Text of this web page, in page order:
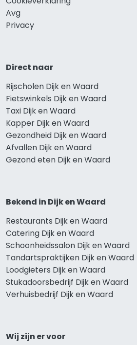
Avg
Privacy
Direct naar
Rijscholen Dijk en Waard
Fietswinkels Dijk en Waard
Taxi Dijk en Waard
Kapper Dijk en Waard
Gezondheid Dijk en Waard
Afvallen Dijk en Waard
Gezond eten Dijk en Waard
Bekend in Dijk en Waard
Restaurants Dijk en Waard
Catering Dijk en Waard
Schoonheidssalon Dijk en Waard
Tandartspraktijken Dijk en Waard
Loodgieters Dijk en Waard
Stukadoorsbedrijf Dijk en Waard
Verhuisbedrijf Dijk en Waard
Wij zijn er voor